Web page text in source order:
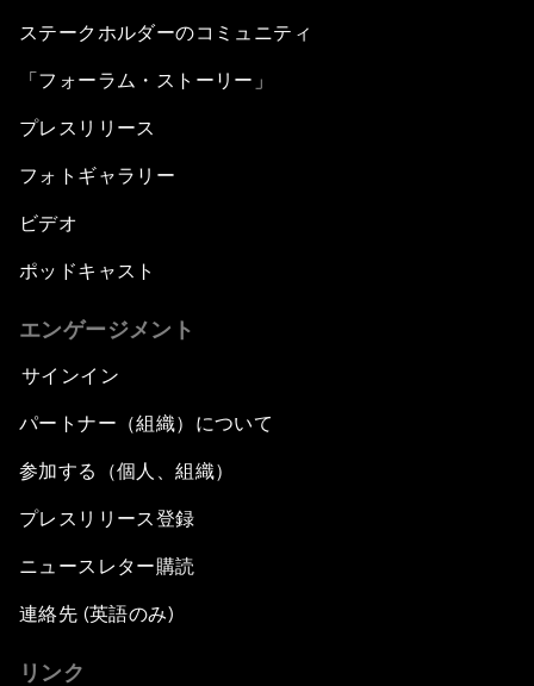
ステークホルダーのコミュニティ
「フォーラム・ストーリー」
プレスリリース
フォトギャラリー
ビデオ
ポッドキャスト
エンゲージメント
サインイン
パートナー（組織）について
参加する（個人、組織）
プレスリリース登録
ニュースレター購読
連絡先 (英語のみ)
リンク